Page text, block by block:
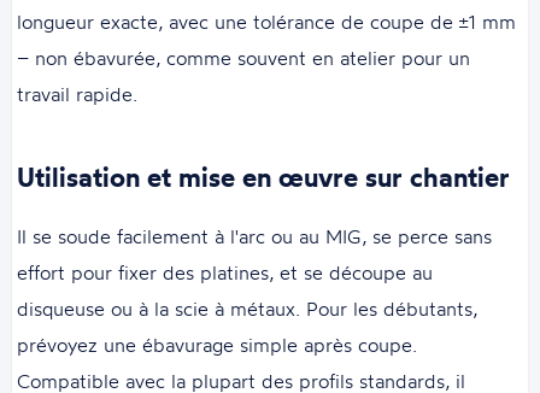
longueur exacte, avec une tolérance de coupe de ±1 mm
– non ébavurée, comme souvent en atelier pour un
travail rapide.
Utilisation et mise en œuvre sur chantier
Il se soude facilement à l'arc ou au MIG, se perce sans
effort pour fixer des platines, et se découpe au
disqueuse ou à la scie à métaux. Pour les débutants,
prévoyez une ébavurage simple après coupe.
Compatible avec la plupart des profils standards, il